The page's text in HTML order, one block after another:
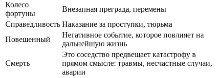
Колесо
фортуны
Внезапная преграда, перемены
Справедливость Наказание за проступки, тюрьма
Повешенный
Негативное событие, которое повлияет на
дальнейшую жизнь
Смерть
Это соседство предвещает катастрофу в
прямом смысле: травмы, несчастные случаи,
аварии